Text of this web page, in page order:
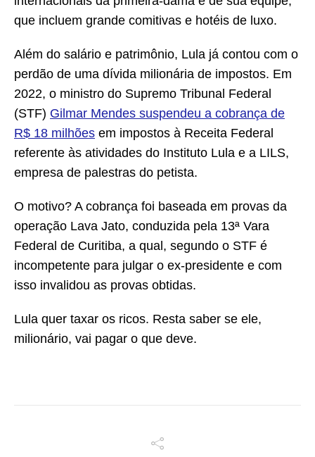
que incluem grande comitivas e hotéis de luxo.
Além do salário e patrimônio, Lula já contou com o
perdão de uma dívida milionária de impostos. Em
2022, o ministro do Supremo Tribunal Federal
(STF) Gilmar Mendes suspendeu a cobrança de
R$ 18 milhões em impostos à Receita Federal
referente às atividades do Instituto Lula e a LILS,
empresa de palestras do petista.
O motivo? A cobrança foi baseada em provas da
operação Lava Jato, conduzida pela 13ª Vara
Federal de Curitiba, a qual, segundo o STF é
incompetente para julgar o ex-presidente e com
isso invalidou as provas obtidas.
Lula quer taxar os ricos. Resta saber se ele,
milionário, vai pagar o que deve.